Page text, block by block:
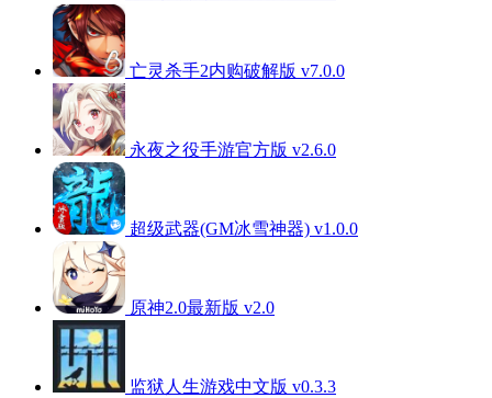
亡灵杀手2内购破解版 v7.0.0
永夜之役手游官方版 v2.6.0
超级武器(GM冰雪神器) v1.0.0
原神2.0最新版 v2.0
监狱人生游戏中文版 v0.3.3